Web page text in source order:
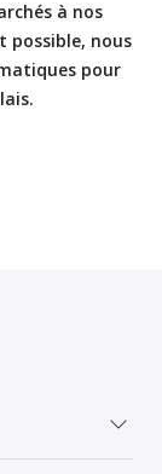
à nos
possible, nous
pour